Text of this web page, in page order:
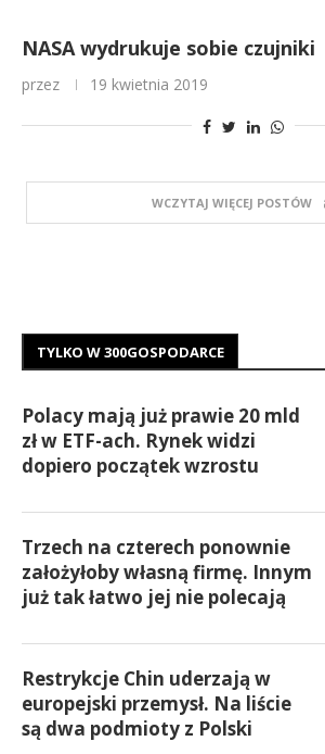
NASA wydrukuje sobie czujniki
przez 19 kwietnia 2019
WCZYTAJ WIĘCEJ POSTÓW
TYLKO W 300GOSPODARCE
Polacy mają już prawie 20 mld
zł w ETF-ach. Rynek widzi
dopiero początek wzrostu
Trzech na czterech ponownie
założyłoby własną firmę. Innym
już tak łatwo jej nie polecają
Restrykcje Chin uderzają w
europejski przemysł. Na liście
są dwa podmioty z Polski